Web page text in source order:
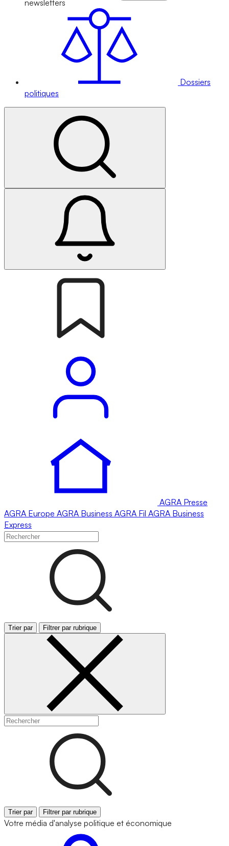
newsletters
Dossiers
politiques
AGRA Presse
AGRA Europe AGRA Business AGRA Fil AGRA Business
Express
Trier par Filtrer par rubrique
Trier par Filtrer par rubrique
Votre média d'analyse politique et économique